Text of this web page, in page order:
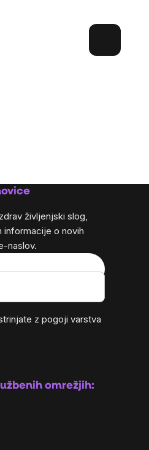
življenjski slog,
informacije o novih
naslov.
z pogoji varstva
omrežjih: